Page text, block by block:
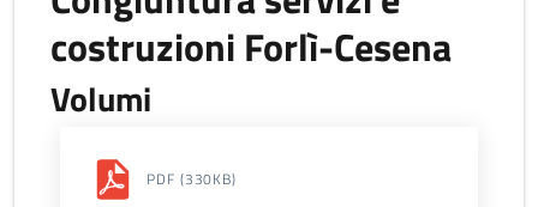
costruzioni Forlì-Cesena
Volumi
PDF (330KB)